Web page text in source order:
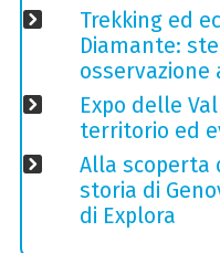
Trekking ed
Diamante:
osservazione
Expo delle
territorio ed
Alla scoperta
storia di
di Explora